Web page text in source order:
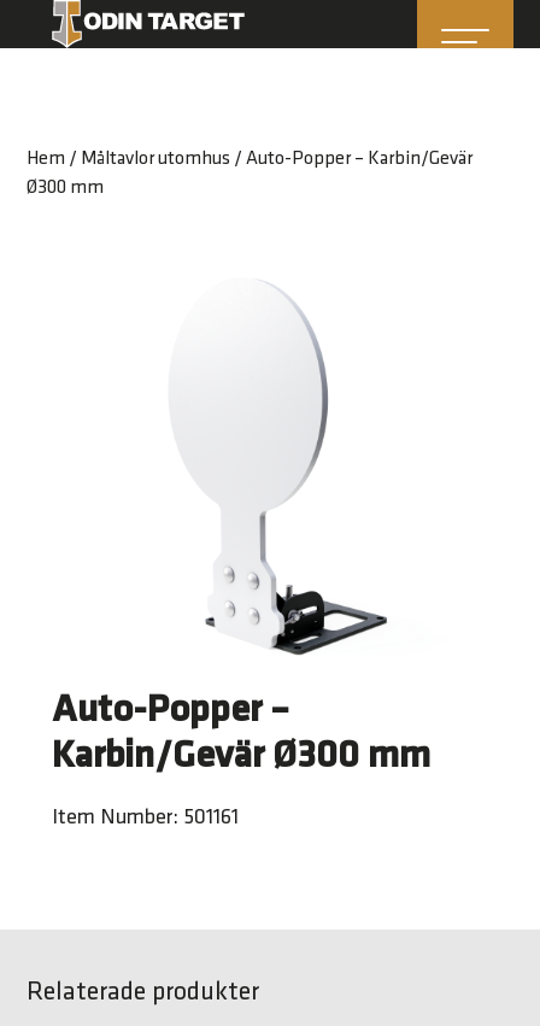
Hem / Måltavlor utomhus / Auto-Popper – Karbin/Gevär
Ø300 mm
Auto-Popper –
Karbin/Gevär Ø300 mm
Item Number: 501161
Relaterade produkter